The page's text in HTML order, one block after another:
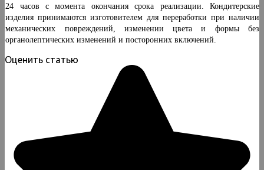
24 часов с момента окончания срока реализации. Кондитерские
изделия принимаются изготовителем для переработки при наличии
механических повреждений, изменении цвета и формы без
органолептических изменений и посторонних включений.
Оценить статью